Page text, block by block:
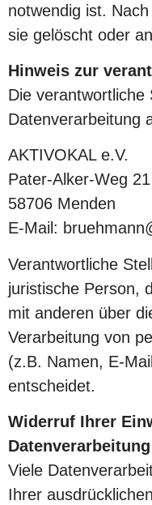
notwendig ist.
sie gelöscht oder
Hinweis zur
Die verantwortliche
Datenverarbeitung
AKTIVOKAL e.V.
Pater-Alker-Weg 21
58706 Menden
E-Mail:
Verantwortliche
juristische Person,
mit anderen über
Verarbeitung von
(z.B. Namen, E-
entscheidet.
Widerruf Ihrer
Datenverarbeitung
Viele
Ihrer